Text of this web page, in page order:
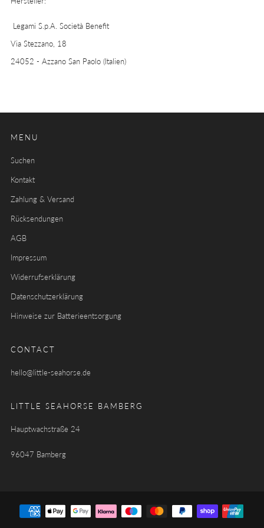
Legami S.p.A. Società Benefit
Via Stezzano, 18
24052 - Azzano San Paolo (Italien)
MENU
Suchen
Kontakt
Zahlung & Versand
Rücksendungen
AGB
Impressum
Widerrufserklärung
Datenschutzerklärung
Hinweise zur Batterieentsorgung
CONTACT
hello@little-seahorse.de
LITTLE SEAHORSE BAMBERG
Hauptwachstraße 24
96047 Bamberg